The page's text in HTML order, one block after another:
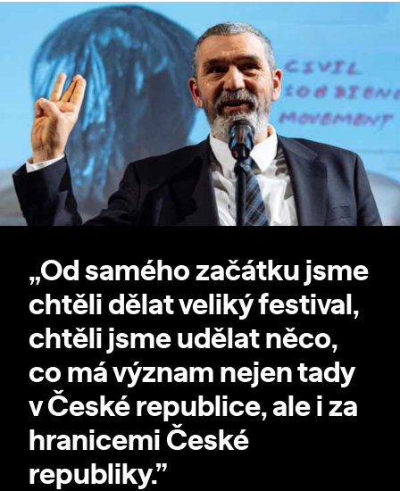
„Od samého začátku jsme
chtěli dělat veliký festival,
chtěli jsme udělat něco,
co má význam nejen tady
v České republice, ale i za
hranicemi České
republiky.”